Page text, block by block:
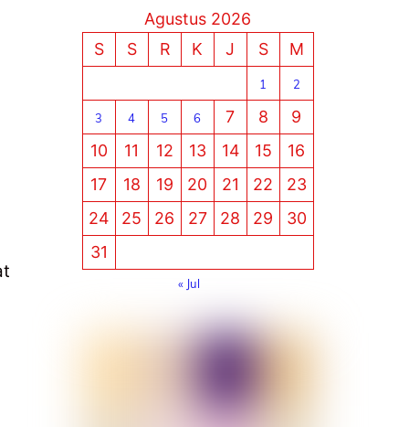
Agustus 2026
S
S R K J S M
1 2
3 4 5 6 7 8
9
10
11 12 13 14 15
16
17
18 19 20 21 22
23
24
25 26 27 28 29
30
31
« Jul